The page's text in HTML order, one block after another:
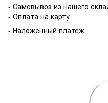
- Самовывоз из нашего
- Оплата на карту
- Наложенный платеж